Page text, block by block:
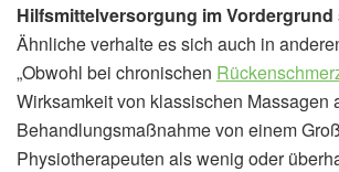
Hilfsmittelversorgung im Vordergrund
Ähnliche verhalte es sich auch in
„Obwohl bei chronischen
Wirksamkeit von klassischen Massagen
Behandlungsmaßnahme von einem
Physiotherapeuten als wenig oder